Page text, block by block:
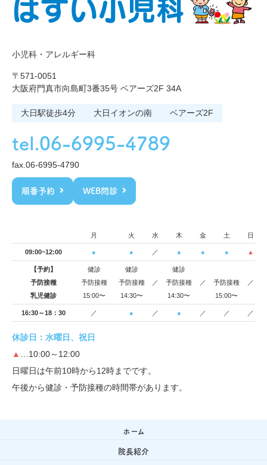
小児科・アレルギー科
〒571-0051
大阪府門真市向島町3番35号 ベアーズ2F 34A
大日駅徒歩4分 大日イオンの南 ベアーズ2F
tel.06-6995-4789
fax.06-6995-4790
順番予約 WEB問診
月 火 水 木 金 土 日
09:00~12:00 ● ● ／ ● ● ● ▲
【予約】
予防接種
乳児健診
健診
予防接種
15:00〜
健診
予防接種
14:30〜
／
健診
予防接種
14:30〜
／
予防接種
15:00〜
／
16:30～18：30 ／ ● ／ ● ／ ／ ／
休診日：水曜日、祝日
▲ …10:00～12:00
日曜日は午前10時から12時までです。
午後から健診・予防接種の時間帯があります。
ホーム
院長紹介